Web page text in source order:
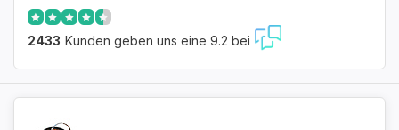
2433 Kunden geben uns eine 9.2 bei